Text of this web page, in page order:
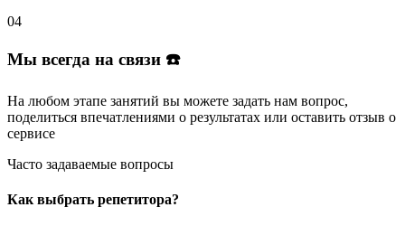
04
Мы всегда на связи ☎️
На любом этапе занятий вы можете задать нам вопрос,
поделиться впечатлениями о результатах или оставить отзыв о
сервисе
Часто задаваемые вопросы
Как выбрать репетитора?